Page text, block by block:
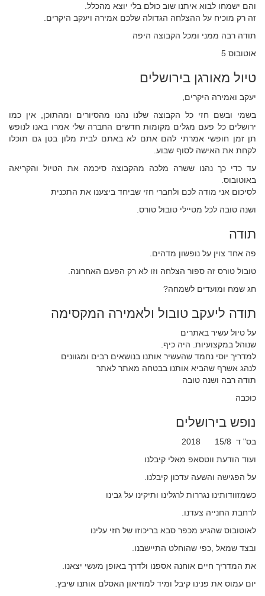
והם ישמחו לבוא איתנו שוב כולם בלי יוצא מהכלל.
זה רק מוכיח על ההצלחה הגדולה שלכם אמירה ויעקב היקרים.
תודה רבה ממני ומכל הקבוצה היפה
אוטובוס 5
טיול מאורגן בירושלים
יעקב ואמירה היקרים,
בשמי ובשם חזי כל הקבוצה שלנו נהנו מהסיורים ומהתוכן, אין כמו
ירושלים כל פעם מגלים מקומות חדשים החברה שלי אמרו באנו לנופש
תן זמן חופשי אמרתי להם אתם לא באתם לבית מלון בטן גם תוכלו
לקחת את האישה לסוף שבוע.
עד כדי כך נהנו ששרה מלכה מהקבוצה סיכמה את הטיול והקריאה
באוטובוס.
לסיכום אני מודה לכם ולחברי חזי שביחד ביצענו את התכנית
ושנה טובה לכל מטיילי טובול טורס.
תודה
פה אחד צוין על נופשון מדהים.
טובול טורס זה ספור הצלחה וזו לא רק הפעם האחרונה.
חג שמח ומועדים לשמחה?
תודה ליעקב טובול ולאמירה המקסימה
על טיול עשיר באתרים
שנוהל במקצועיות. היה כיף.
למדריך יוסי נחמד שהעשיר אותנו בנושאים רבים ומגוונים
לנהג אשרף שהביא אותנו בבטחה מאתר לאתר
תודה רבה ושנה טובה
כוכבה
נופש בירושלים
בס" ד 15/8 2018
ועוד הודעת ווטסאפ מאלי קיבלנו
על הפגישה והשעה עדכון קיבלנו.
כשמזוודותינו נגררות לרגלינו ותיקינו על גבינו
לרחבת החנייה צעדנו.
לאוטובוס שהגיע מכפר סבא בריכוזו של חזי עלינו
ובצד שמאל ,כפי שהוחלט התיישבנו.
את המדריך חיים אוחנה אספנו ולדרך באופן מעשי יצאנו.
יום עמוס את פנינו קיבל ומיד למוזיאון האסלם אותנו שיבץ.